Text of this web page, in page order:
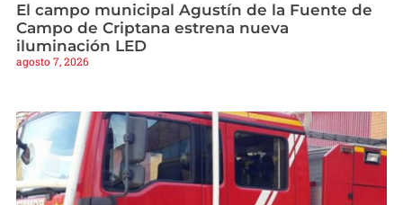
El campo municipal Agustín de la Fuente de
Campo de Criptana estrena nueva
iluminación LED
agosto 7, 2026